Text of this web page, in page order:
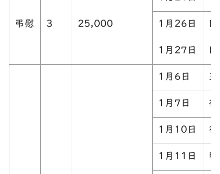
弔慰 3 25,000 1月26日
1月27日
1月6日
1月7日
1月10日
1月11日